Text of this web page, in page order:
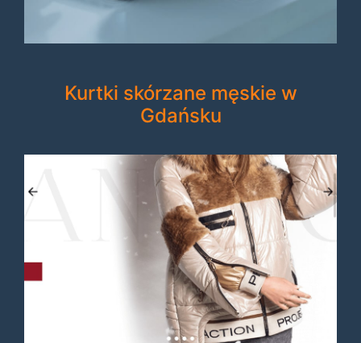
Kurtki skórzane męskie w
Gdańsku